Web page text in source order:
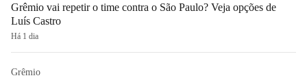
Grêmio vai repetir o time contra o São Paulo? Veja opções de
Luís Castro
Há 1 dia
Grêmio